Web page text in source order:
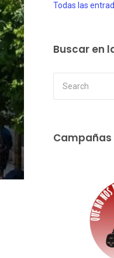
Todas las
Buscar en
Campañas